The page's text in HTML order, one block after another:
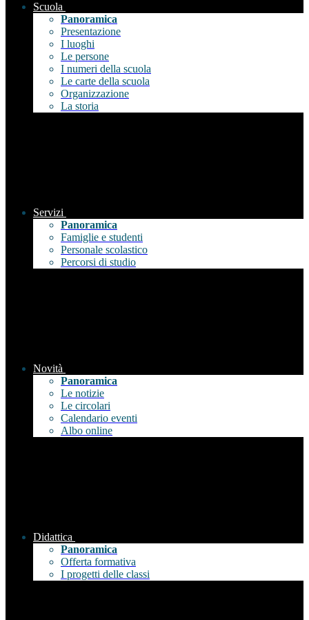
Scuola
Panoramica
Presentazione
I luoghi
Le persone
I numeri della scuola
Le carte della scuola
Organizzazione
La storia
Servizi
Panoramica
Famiglie e studenti
Personale scolastico
Percorsi di studio
Novità
Panoramica
Le notizie
Le circolari
Calendario eventi
Albo online
Didattica
Panoramica
Offerta formativa
I progetti delle classi